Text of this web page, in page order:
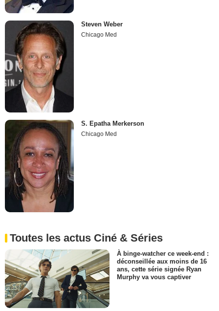
Steven Weber
Chicago Med
S. Epatha Merkerson
Chicago Med
Toutes les actus Ciné & Séries
À binge-watcher ce week-end :
déconseillée aux moins de 16
ans, cette série signée Ryan
Murphy va vous captiver